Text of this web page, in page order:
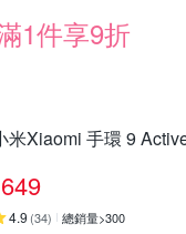
1件享9折
米Xiaomi 手環 9
649
4.9 (34) 總銷量>300